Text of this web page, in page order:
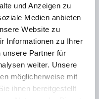
und Anzeigen zu
Medien anbieten
Website zu
Informationen zu Ihrer
unsere Partner für
weiter. Unsere
möglicherweise mit
ihnen bereitgestellt